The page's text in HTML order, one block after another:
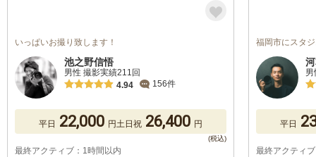
いっぱいお撮り致します！
池之野信悟
男性 撮影実績211回
4.94
156件
平日 22,000 円土日祝 26,400 円
最終アクティブ：1時間以内
福岡市にスタ
平日
最終アクティ